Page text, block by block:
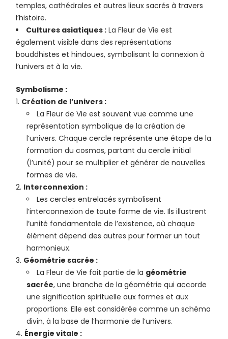
temples, cathédrales et autres lieux sacrés à travers
l’histoire.
Cultures asiatiques : La Fleur de Vie est
également visible dans des représentations
bouddhistes et hindoues, symbolisant la connexion à
l’univers et à la vie.
Symbolisme :
Création de l’univers :
La Fleur de Vie est souvent vue comme une
représentation symbolique de la création de
l’univers. Chaque cercle représente une étape de la
formation du cosmos, partant du cercle initial
(l’unité) pour se multiplier et générer de nouvelles
formes de vie.
Interconnexion :
Les cercles entrelacés symbolisent
l’interconnexion de toute forme de vie. Ils illustrent
l’unité fondamentale de l’existence, où chaque
élément dépend des autres pour former un tout
harmonieux.
Géométrie sacrée :
La Fleur de Vie fait partie de la géométrie
sacrée, une branche de la géométrie qui accorde
une signification spirituelle aux formes et aux
proportions. Elle est considérée comme un schéma
divin, à la base de l’harmonie de l’univers.
Énergie vitale :